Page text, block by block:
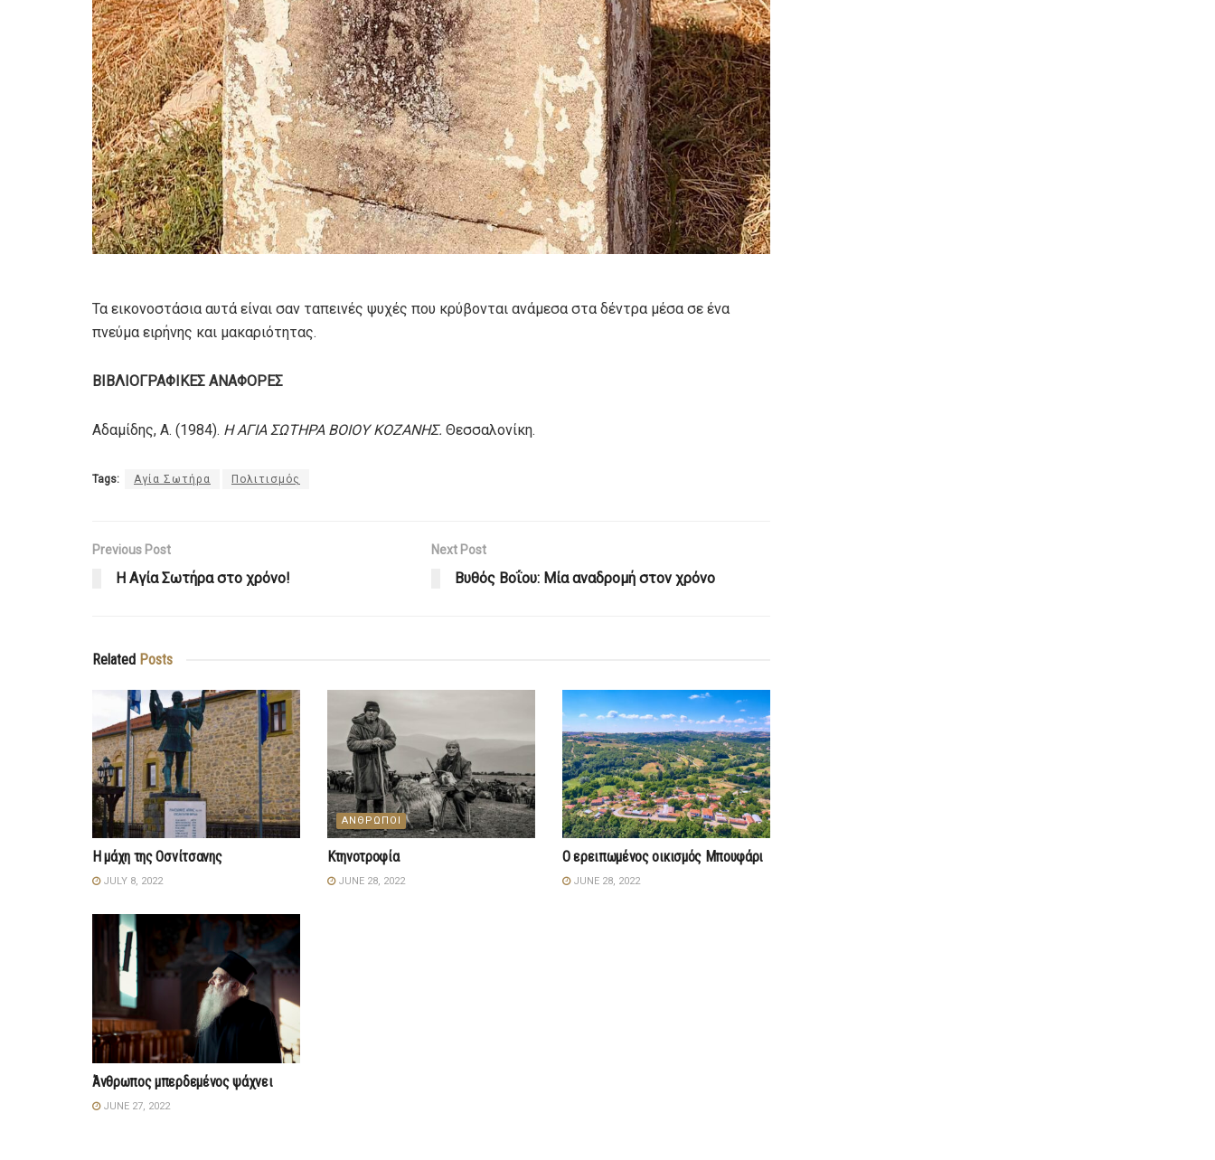
Τα εικονοστάσια αυτά είναι σαν ταπεινές ψυχές που κρύβονται ανάμεσα στα δέντρα μέσα σε ένα
πνεύμα ειρήνης και μακαριότητας.
ΒΙΒΛΙΟΓΡΑΦΙΚΕΣ ΑΝΑΦΟΡΕΣ
Αδαμίδης, Α. (1984). Η ΑΓΙΑ ΣΩΤΗΡΑ ΒΟΙΟΥ ΚΟΖΑΝΗΣ. Θεσσαλονίκη.
Tags: Αγία Σωτήρα Πολιτισμός
Previous Post
Η Αγία Σωτήρα στο χρόνο!
Next Post
Βυθός Βοΐου: Μία αναδρομή στον χρόνο
Related Posts
Η μάχη της Οσνίτσανης
JULY 8, 2022
ΑΝΘΡΩΠΟΙ
Κτηνοτροφία
JUNE 28, 2022
Ο ερειπωμένος οικισμός Μπουφάρι
JUNE 28, 2022
Άνθρωπος μπερδεμένος ψάχνει
JUNE 27, 2022